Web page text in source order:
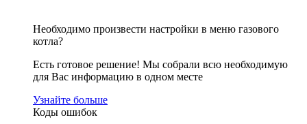
Необходимо произвести настройки в меню газового
котла?
Есть готовое решение! Мы собрали всю необходимую
для Вас информацию в одном месте
Узнайте больше
Коды ошибок